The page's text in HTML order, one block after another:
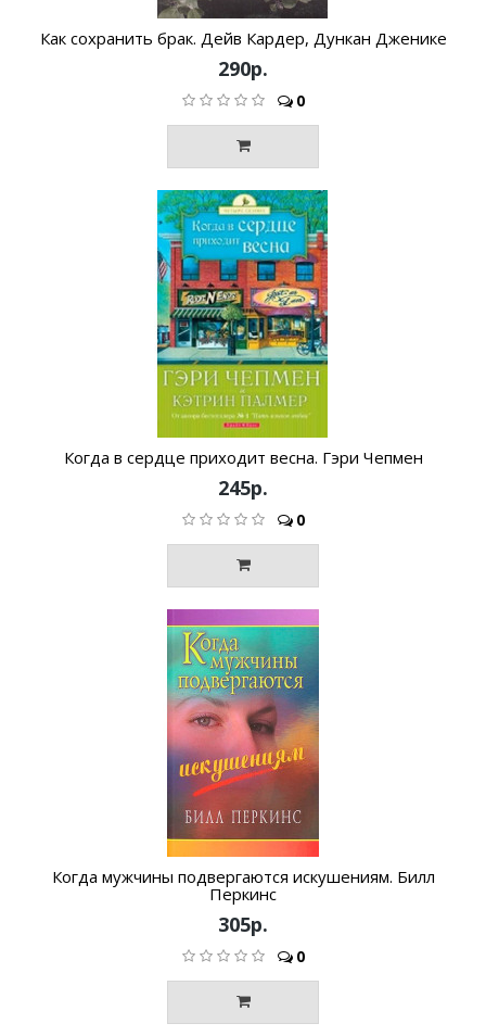
Как сохранить брак. Дейв Кардер, Дункан Дженике
290р.
0
Когда в сердце приходит весна. Гэри Чепмен
245р.
0
Когда мужчины подвергаются искушениям. Билл
Перкинс
305р.
0